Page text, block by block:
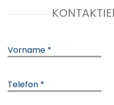
Vorname *
Telefon *